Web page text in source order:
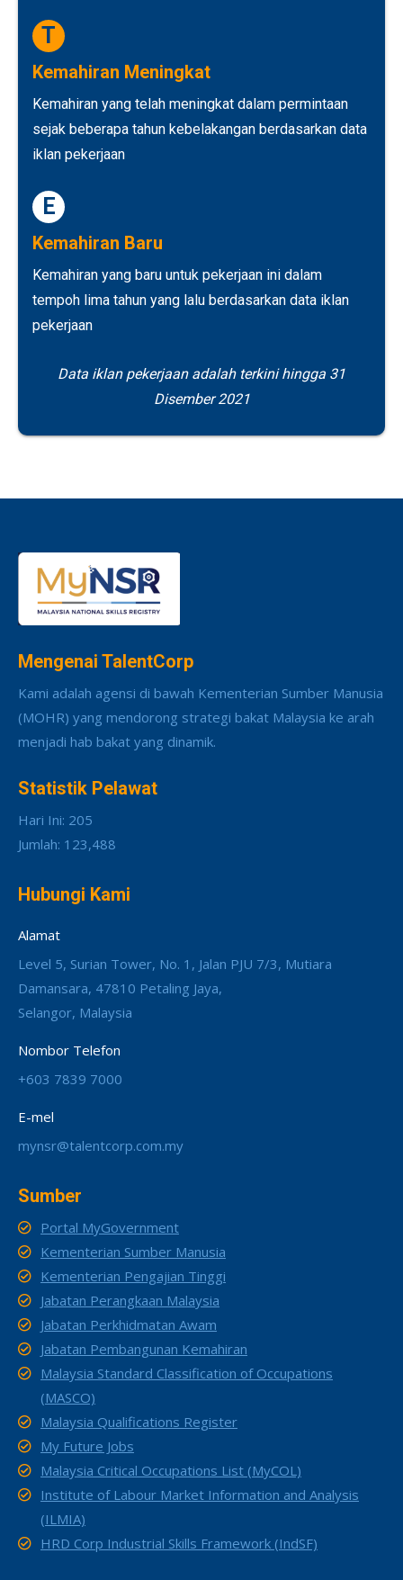
T
Kemahiran Meningkat
Kemahiran yang telah meningkat dalam permintaan
sejak beberapa tahun kebelakangan berdasarkan data
iklan pekerjaan
E
Kemahiran Baru
Kemahiran yang baru untuk pekerjaan ini dalam
tempoh lima tahun yang lalu berdasarkan data iklan
pekerjaan
Data iklan pekerjaan adalah terkini hingga 31
Disember 2021
Mengenai TalentCorp
Kami adalah agensi di bawah Kementerian Sumber Manusia
(MOHR) yang mendorong strategi bakat Malaysia ke arah
menjadi hab bakat yang dinamik.
Statistik Pelawat
Hari Ini: 205
Jumlah: 123,488
Hubungi Kami
Alamat
Level 5, Surian Tower, No. 1, Jalan PJU 7/3, Mutiara
Damansara, 47810 Petaling Jaya,
Selangor, Malaysia
Nombor Telefon
+603 7839 7000
E-mel
mynsr@talentcorp.com.my
Sumber
Portal MyGovernment
Kementerian Sumber Manusia
Kementerian Pengajian Tinggi
Jabatan Perangkaan Malaysia
Jabatan Perkhidmatan Awam
Jabatan Pembangunan Kemahiran
Malaysia Standard Classification of Occupations
(MASCO)
Malaysia Qualifications Register
My Future Jobs
Malaysia Critical Occupations List (MyCOL)
Institute of Labour Market Information and Analysis
(ILMIA)
HRD Corp Industrial Skills Framework (IndSF)